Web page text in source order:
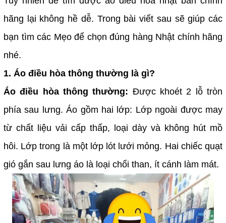
hãng lại không hề dễ. Trong bài viết sau sẽ giúp các
bạn tìm các Mẹo để chọn đúng hàng Nhật chính hãng
nhé.
1. Áo điều hòa thông thường là gì?
Áo điều hòa thông thường: Được khoét 2 lỗ tròn
phía sau lưng. Áo gồm hai lớp: Lớp ngoài được may
từ chất liệu vải cấp thấp, loại dày và không hút mồ
hôi. Lớp trong là một lớp lót lưới mỏng. Hai chiếc quạt
gió gắn sau lưng áo là loại chổi than, ít cánh làm mát.